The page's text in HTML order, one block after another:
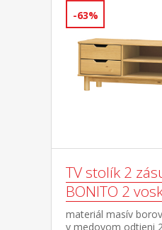
-63%
TV stolík 2
BONITO 2
materiál masív
v medovom odtieni